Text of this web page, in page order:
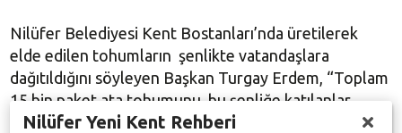
Nilüfer Belediyesi Kent Bostanları’nda üretilerek
elde edilen tohumların şenlikte vatandaşlara
dağıtıldığını söyleyen Başkan Turgay Erdem, “Toplam
15 bin paket ata tohumunu, bu şenliğe katılanlar
toprakla buluşturacak. Bu tohumlar çoğalacak,
Nilüfer Yeni Kent Rehberi